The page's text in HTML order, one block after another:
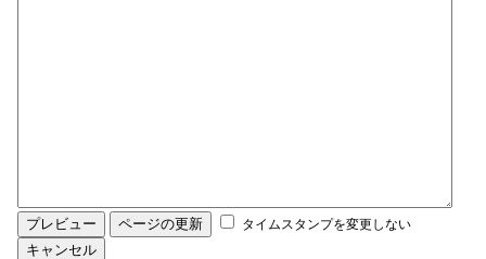
タイムスタンプを変更しない